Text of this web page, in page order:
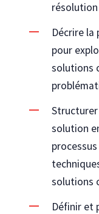
Décrire
pour
solutions
Structurer
solution
solutions
Définir et